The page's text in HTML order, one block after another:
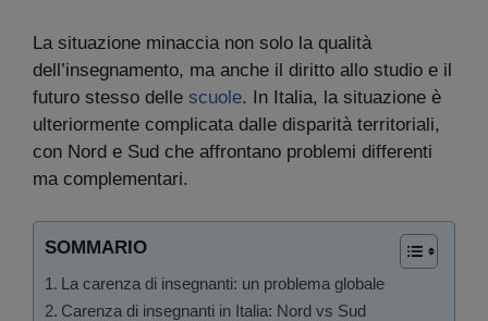
La situazione minaccia non solo la qualità
dell’insegnamento, ma anche il diritto allo studio e il
futuro stesso delle scuole. In Italia, la situazione è
ulteriormente complicata dalle disparità territoriali,
con Nord e Sud che affrontano problemi differenti
ma complementari.
SOMMARIO
La carenza di insegnanti: un problema globale
Carenza di insegnanti in Italia: Nord vs Sud